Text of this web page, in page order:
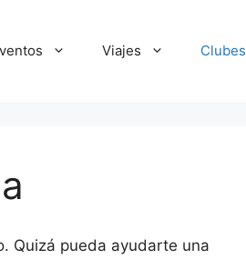
Viajes Clubes
Quizá pueda ayudarte una